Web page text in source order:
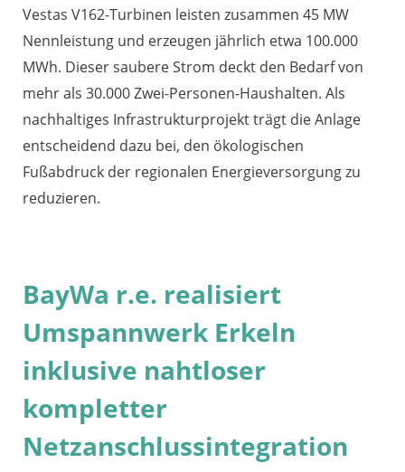
Vestas V162-Turbinen leisten zusammen 45 MW
Nennleistung und erzeugen jährlich etwa 100.000
MWh. Dieser saubere Strom deckt den Bedarf von
mehr als 30.000 Zwei-Personen-Haushalten. Als
nachhaltiges Infrastrukturprojekt trägt die Anlage
entscheidend dazu bei, den ökologischen
Fußabdruck der regionalen Energieversorgung zu
reduzieren.
BayWa r.e. realisiert
Umspannwerk Erkeln
inklusive nahtloser
kompletter
Netzanschlussintegration